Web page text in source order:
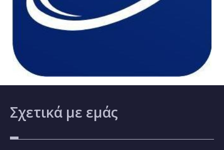
Σχετικά με εμάς